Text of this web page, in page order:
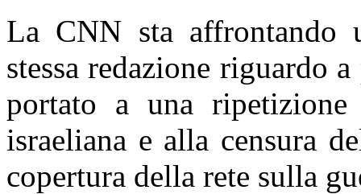
La CNN sta affrontando
stessa redazione riguardo
portato a una ripetizione
israeliana e alla censura
copertura della rete sulla